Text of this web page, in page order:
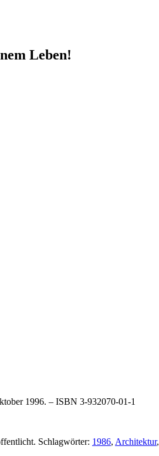
Leben!
1996. – ISBN 3-932070-01-1
Schlagwörter: 1986, Architektur,